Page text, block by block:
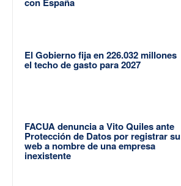
El Gobierno fija en 226.032 millones
el techo de gasto para 2027
FACUA denuncia a Vito Quiles ante
Protección de Datos por registrar su
web a nombre de una empresa
inexistente